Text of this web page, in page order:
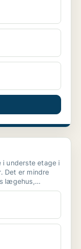
i underste etage i
lægehus,